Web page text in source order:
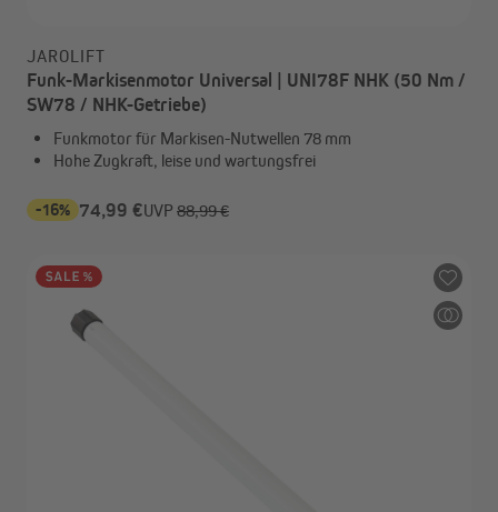
JAROLIFT
Funk-Markisenmotor Universal | UNI78F NHK (50 Nm /
SW78 / NHK-Getriebe)
Funkmotor für Markisen-Nutwellen 78 mm
Hohe Zugkraft, leise und wartungsfrei
-16% 74,99 €UVP 88,99 €